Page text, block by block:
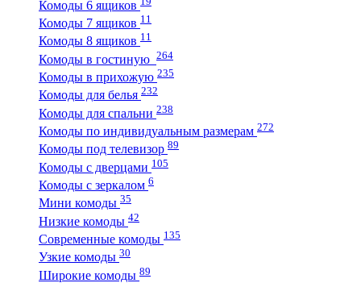
Комоды 6 ящиков
Комоды 7 ящиков 11
Комоды 8 ящиков 11
Комоды в гостиную 264
Комоды в прихожую 235
Комоды для белья 232
Комоды для спальни 238
Комоды по индивидуальным размерам 272
Комоды под телевизор 89
Комоды с дверцами 105
Комоды с зеркалом 6
Мини комоды 35
Низкие комоды 42
Современные комоды 135
Узкие комоды 30
Широкие комоды 89